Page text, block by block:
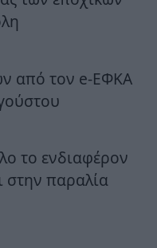
από τον e-ΕΦΚΑ
το ενδιαφέρον
στην παραλία